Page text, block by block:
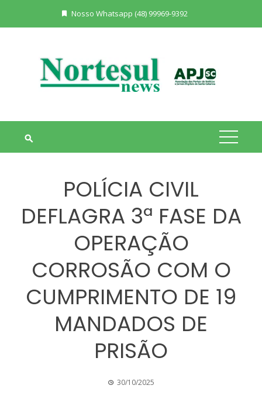
Nosso Whatsapp (48) 99969-9392
POLÍCIA CIVIL
DEFLAGRA 3ª FASE DA
OPERAÇÃO
CORROSÃO COM O
CUMPRIMENTO DE 19
MANDADOS DE
PRISÃO
30/10/2025